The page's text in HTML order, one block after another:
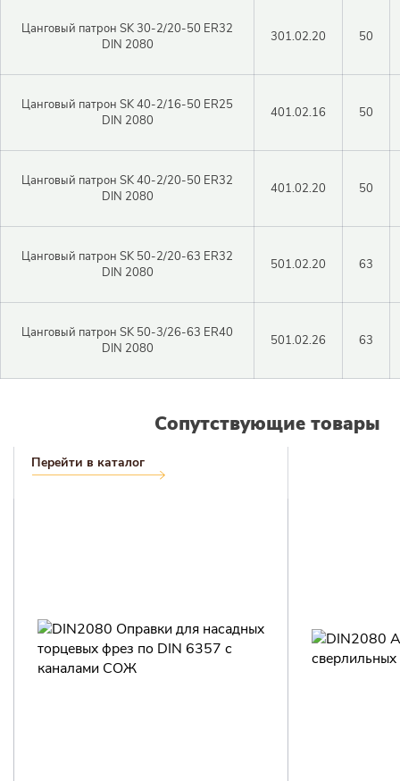
Цанговый патрон SK 30-2/20-50 ER32
DIN 2080
301.02.20 50
Цанговый патрон SK 40-2/16-50 ER25
DIN 2080
401.02.16 50
Цанговый патрон SK 40-2/20-50 ER32
DIN 2080
401.02.20 50
Цанговый патрон SK 50-2/20-63 ER32
DIN 2080
501.02.20 63
Цанговый патрон SK 50-3/26-63 ER40
DIN 2080
501.02.26 63
Перейти в каталог
Сопутствующие товары
Авторизация
Авторизация
Логин
Пароль
Войти Забыли пароль?